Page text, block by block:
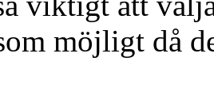
möjligt då